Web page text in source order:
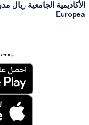
Europea